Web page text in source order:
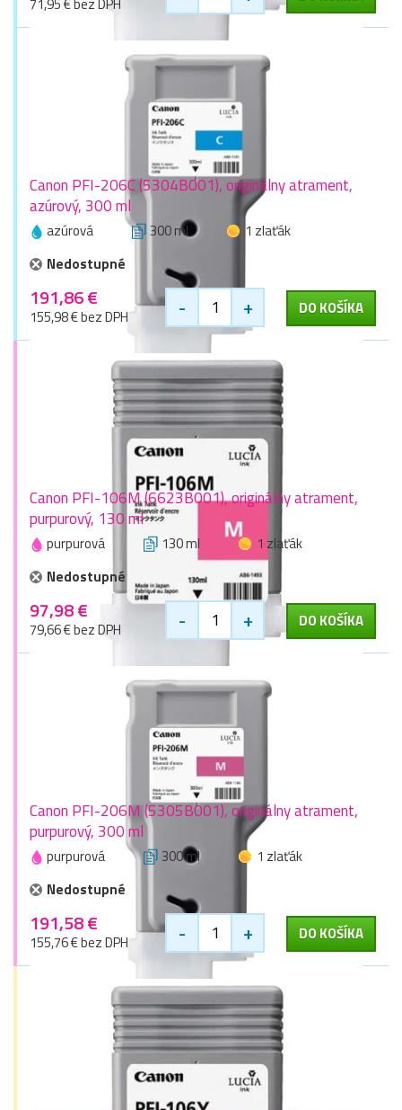
Canon PFI-206C (5304B001), originálny atrament,
azúrový, 300 ml
azúrová 300 ml
1 zlaťák
Nedostupné
191,86 €
155,98 € bez DPH - + DO KOŠÍKA
Canon PFI-106M (6623B001), originálny atrament,
purpurový, 130 ml
purpurová 130 ml
1 zlaťák
Nedostupné
97,98 €
79,66 € bez DPH - + DO KOŠÍKA
Canon PFI-206M (5305B001), originálny atrament,
purpurový, 300 ml
purpurová 300 ml
1 zlaťák
Nedostupné
191,58 €
155,76 € bez DPH - + DO KOŠÍKA